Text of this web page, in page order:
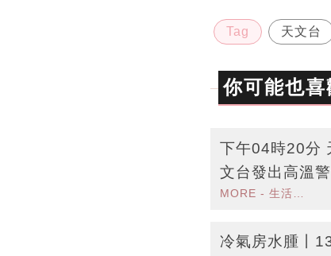
Tag 天文台
你可能也喜
下午04時20分
文台發出高溫
冷氣房水腫丨